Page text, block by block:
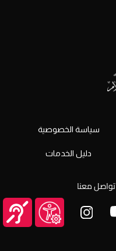
سياسة الخصوصية
دليل الخدمات
تواصل معنا